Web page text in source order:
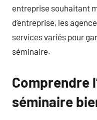
entreprise souhaitant
d’entreprise, les
services variés pour
séminaire.
Comprendre
séminaire